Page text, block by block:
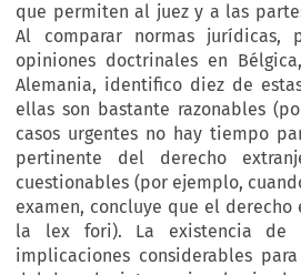
que permiten al juez y a las
Al comparar normas jurídicas,
opiniones doctrinales en
Alemania, identifico diez de
ellas son bastante razonables
casos urgentes no hay tiempo
pertinente del derecho
cuestionables (por ejemplo,
examen, concluye que el
la lex fori). La existencia de
implicaciones considerables